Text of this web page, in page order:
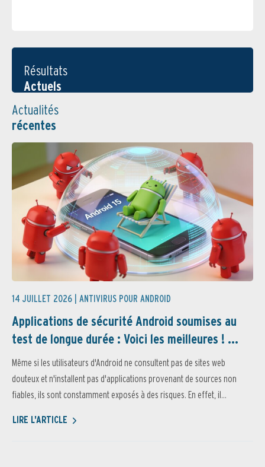
Résultats
Actuels
Actualités
récentes
14 JUILLET 2026 | ANTIVIRUS POUR ANDROID
Applications de sécurité Android soumises au
test de longue durée : Voici les meilleures ! ...
Même si les utilisateurs d'Android ne consultent pas de sites web
douteux et n'installent pas d'applications provenant de sources non
fiables, ils sont constamment exposés à des risques. En effet, il...
LIRE L'ARTICLE